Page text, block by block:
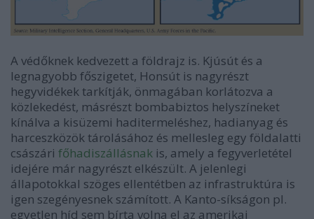
A védőknek kedvezett a földrajz is. Kjúsút és a
legnagyobb főszigetet, Honsút is nagyrészt
hegyvidékek tarkítják, önmagában korlátozva a
közlekedést, másrészt bombabiztos helyszíneket
kínálva a kisüzemi haditermeléshez, hadianyag és
harceszközök tárolásához és mellesleg egy földalatti
császári főhadiszállásnak is, amely a fegyverletétel
idejére már nagyrészt elkészült. A jelenlegi
állapotokkal szöges ellentétben az infrastruktúra is
igen szegényesnek számított. A Kanto-síkságon pl.
egyetlen híd sem bírta volna el az amerikai